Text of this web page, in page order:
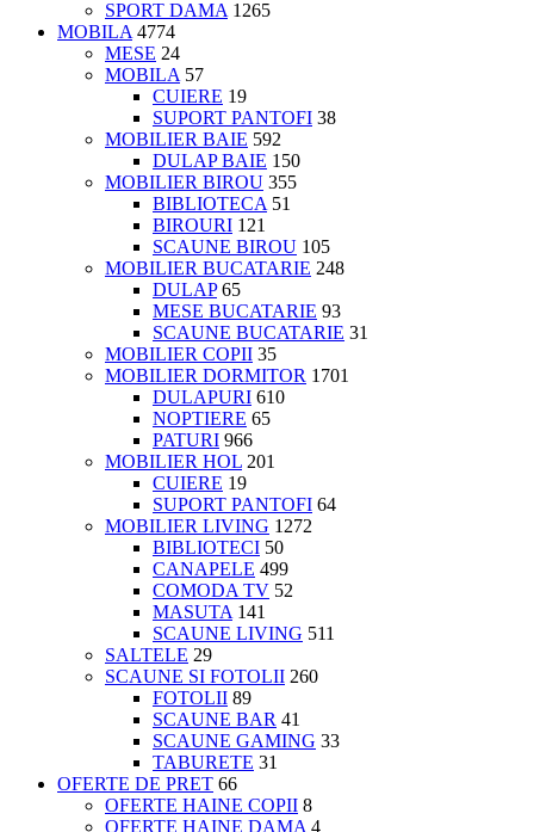
SPORT DAMA 1265
MOBILA 4774
MESE 24
MOBILA 57
CUIERE 19
SUPORT PANTOFI 38
MOBILIER BAIE 592
DULAP BAIE 150
MOBILIER BIROU 355
BIBLIOTECA 51
BIROURI 121
SCAUNE BIROU 105
MOBILIER BUCATARIE 248
DULAP 65
MESE BUCATARIE 93
SCAUNE BUCATARIE 31
MOBILIER COPII 35
MOBILIER DORMITOR 1701
DULAPURI 610
NOPTIERE 65
PATURI 966
MOBILIER HOL 201
CUIERE 19
SUPORT PANTOFI 64
MOBILIER LIVING 1272
BIBLIOTECI 50
CANAPELE 499
COMODA TV 52
MASUTA 141
SCAUNE LIVING 511
SALTELE 29
SCAUNE SI FOTOLII 260
FOTOLII 89
SCAUNE BAR 41
SCAUNE GAMING 33
TABURETE 31
OFERTE DE PRET 66
OFERTE HAINE COPII 8
OFERTE HAINE DAMA 4